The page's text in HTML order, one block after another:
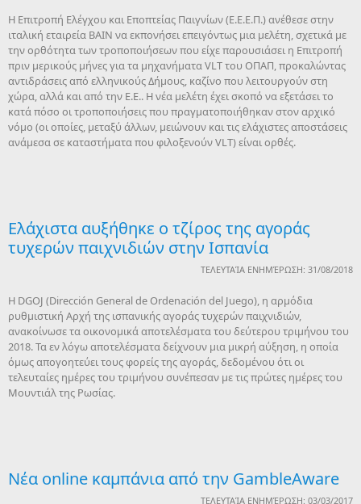
Η Επιτροπή Ελέγχου και Εποπτείας Παιγνίων (Ε.Ε.Ε.Π.) ανέθεσε στην
ιταλική εταιρεία ΒΑΙΝ να εκπονήσει επειγόντως μια μελέτη, σχετικά με
την ορθότητα των τροποποιήσεων που είχε παρουσιάσει η Επιτροπή
πριν μερικούς μήνες για τα μηχανήματα VLT του ΟΠΑΠ, προκαλώντας
αντιδράσεις από ελληνικούς Δήμους, καζίνο που λειτουργούν στη
χώρα, αλλά και από την Ε.Ε.. Η νέα μελέτη έχει σκοπό να εξετάσει το
κατά πόσο οι τροποποιήσεις που πραγματοποιήθηκαν στον αρχικό
νόμο (οι οποίες, μεταξύ άλλων, μειώνουν και τις ελάχιστες αποστάσεις
ανάμεσα σε καταστήματα που φιλοξενούν VLT) είναι ορθές.
Ελάχιστα αυξήθηκε ο τζίρος της αγοράς
τυχερών παιχνιδιών στην Ισπανία
ΤΕΛΕΥΤΑΊΑ ΕΝΗΜΈΡΩΣΗ: 31/08/2018
Η DGOJ (Dirección General de Ordenación del Juego), η αρμόδια
ρυθμιστική Αρχή της ισπανικής αγοράς τυχερών παιχνιδιών,
ανακοίνωσε τα οικονομικά αποτελέσματα του δεύτερου τριμήνου του
2018. Τα εν λόγω αποτελέσματα δείχνουν μια μικρή αύξηση, η οποία
όμως απογοητεύει τους φορείς της αγοράς, δεδομένου ότι οι
τελευταίες ημέρες του τριμήνου συνέπεσαν με τις πρώτες ημέρες του
Μουντιάλ της Ρωσίας.
Nέα online καμπάνια από την GambleAware
ΤΕΛΕΥΤΑΊΑ ΕΝΗΜΈΡΩΣΗ: 03/03/2017